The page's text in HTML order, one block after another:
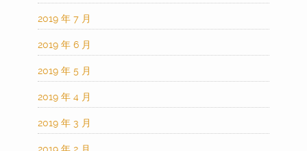
2019 年 7 月
2019 年 6 月
2019 年 5 月
2019 年 4 月
2019 年 3 月
2019 年 2 月